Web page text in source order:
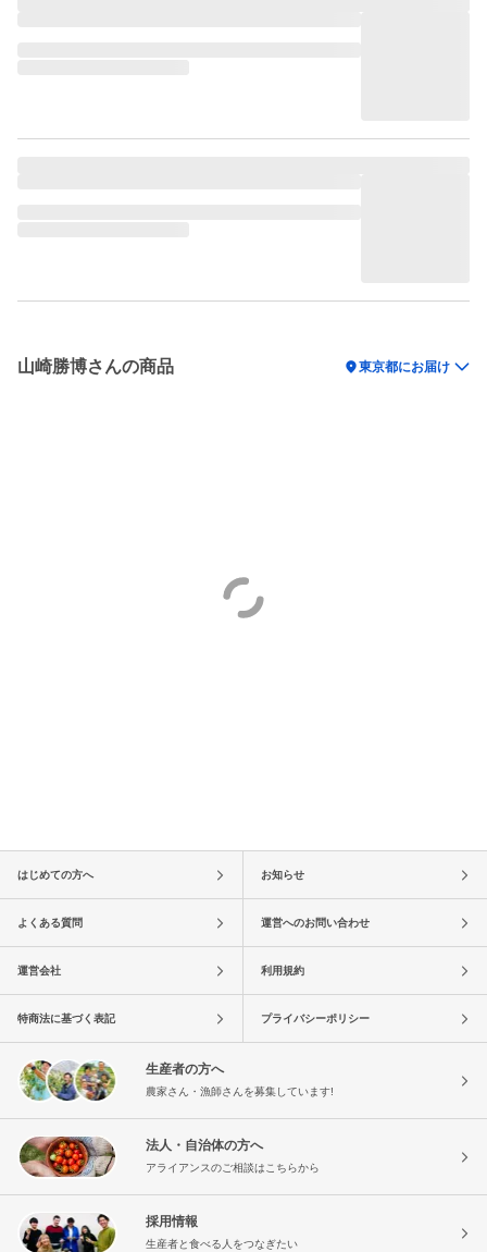
山崎勝博さんの商品 location_on東京都にお届け
はじめての方へ お知らせ
よくある質問 運営へのお問い合わせ
運営会社 利用規約
特商法に基づく表記 プライバシーポリシー
生産者の方へ
農家さん・漁師さんを募集しています!
法人・自治体の方へ
アライアンスのご相談はこちらから
採用情報
生産者と食べる人をつなぎたい